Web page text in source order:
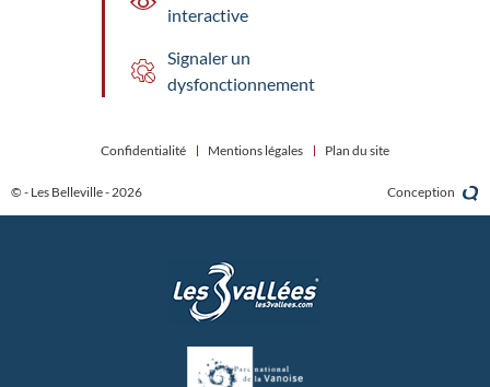
interactive
Signaler un
dysfonctionnement
© - Les Belleville - 2026
Confidentialité Mentions légales Plan du site
Conception